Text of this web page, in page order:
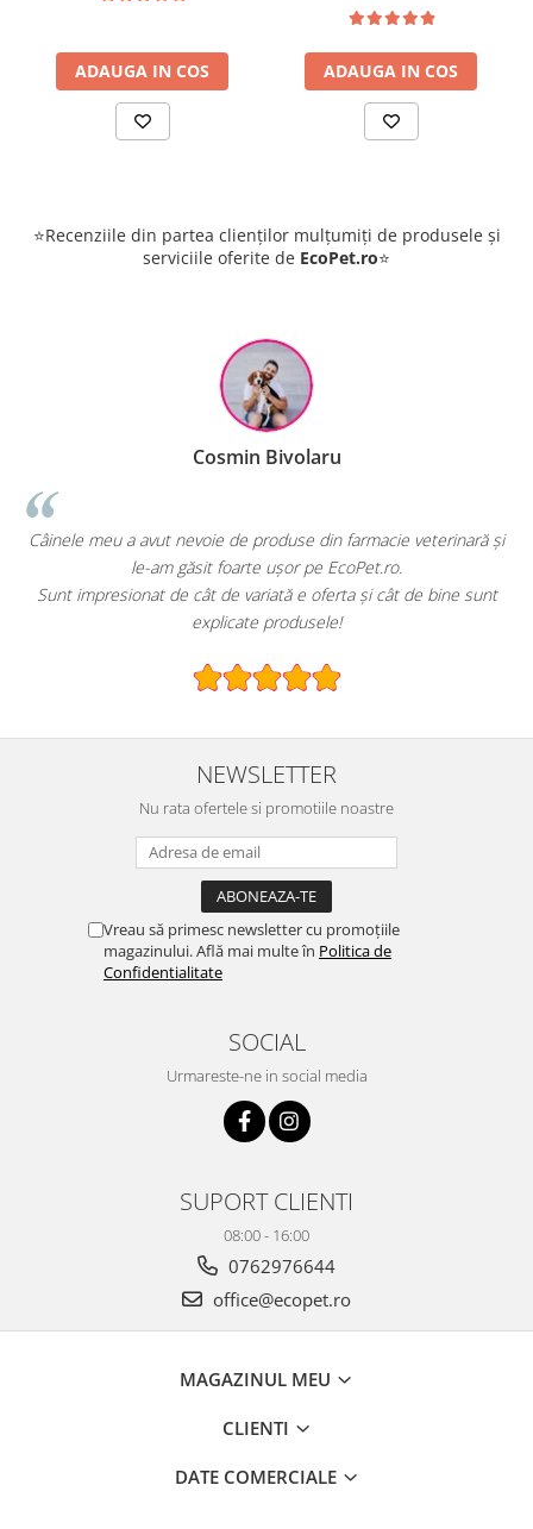
ADAUGA IN COS ADAUGA IN COS
⭐Recenziile din partea clienților mulțumiți de produsele și
serviciile oferite de EcoPet.ro⭐
și
sunt
Raluca Popescu
EcoPet.ro este salvarea mea de fiecare dată când am
hrană sau produse pentru păsările exotice din volieră.
E greu să găsești un magazin online cu o gamă atât de
specializată.
NEWSLETTER
Nu rata ofertele si promotiile noastre
Vreau să primesc newsletter cu promoțiile
magazinului. Află mai multe în Politica de
Confidentialitate
SOCIAL
Urmareste-ne in social media
SUPORT CLIENTI
08:00 - 16:00
0762976644
office@ecopet.ro
MAGAZINUL MEU
CLIENTI
DATE COMERCIALE